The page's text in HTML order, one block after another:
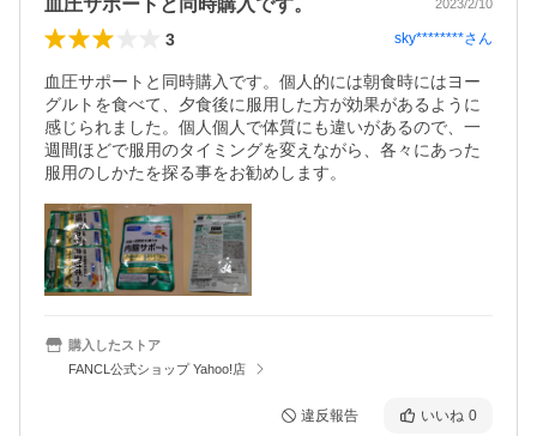
血圧サポートと同時購入です。 2023/2/10
3 sky********さん
血圧サポートと同時購入です。個人的には朝食時にはヨー
グルトを食べて、夕食後に服用した方が効果があるように
感じられました。個人個人で体質にも違いがあるので、一
週間ほどで服用のタイミングを変えながら、各々にあった
購入したストア
FANCL公式ショップ Yahoo!店
違反報告 いいね 0